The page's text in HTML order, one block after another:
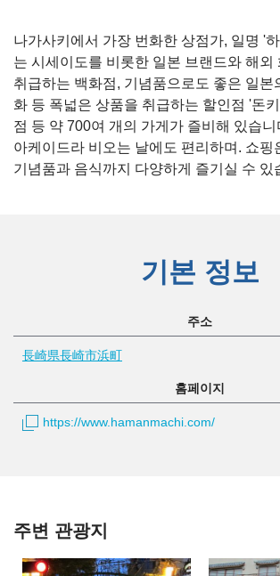
나가사키에서 가장 번화한 상점가, 일명 '
는 시세이도를 비롯한 일본 브랜드와 해외
취급하는 백화점, 기념품으로도 좋은 일본
화 등 폭넓은 상품을 취급하는 할인점 '돈
점 등 약 700여 개의 가게가 즐비해 있습니
아케이드라 비오는 날에도 편리하며. 쇼핑
기념품과 음식까지 다양하게 즐기실 수 있
기본 정보
주소
長崎県長崎市浜町
홈페이지
https://www.hamanmachi.com/
주변 관광지